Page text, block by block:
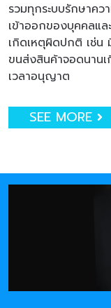
รวมทุกระบบรักษาค
เข้าออกของบุคคลแ
เกิดเหตุผิดปกติ เช่น
ขนส่งสินค้าจอดนาน
เวลาอนุญาต
SEE MORE